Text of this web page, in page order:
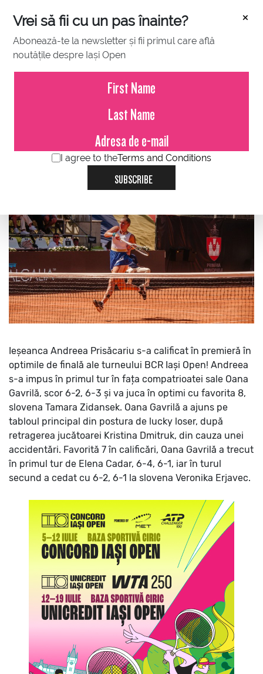
×
Vrei să fii cu un pas înainte?
Abonează-te la newsletter și fii primul care află
noutățile despre Iași Open
I agree to theTerms and Conditions
SUBSCRIBE
JULY 18, 2023
Ieșeanca Andreea Prisăcariu s-a
calificat în premieră în optimile
de finală ale turneului BCR Iași
Ieșeanca Andreea Prisăcariu s-a calificat în premieră în
optimile de finală ale turneului BCR Iași Open! Andreea
s-a impus în primul tur în fața compatrioatei sale Oana
Gavrilă, scor 6-2, 6-3 și va juca în optimi cu favorita 8,
slovena Tamara Zidansek. Oana Gavrilă a ajuns pe
tabloul principal din postura de lucky loser, după
retragerea jucătoarei Kristina Dmitruk, din cauza unei
accidentări. Favorită 7 în calificări, Oana Gavrilă a trecut
în primul tur de Elena Cadar, 6-4, 6-1, iar în turul
secund a cedat cu 6-2, 6-1 la slovena Veronika Erjavec.